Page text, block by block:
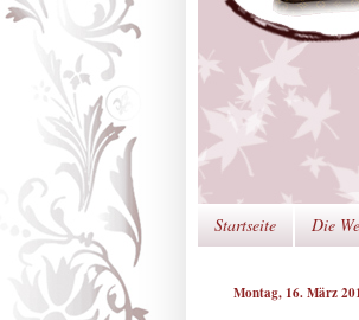
Startseite Die
Montag, 16. März